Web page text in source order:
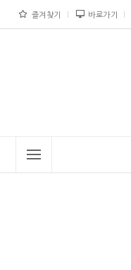
즐겨찾기 바로가기